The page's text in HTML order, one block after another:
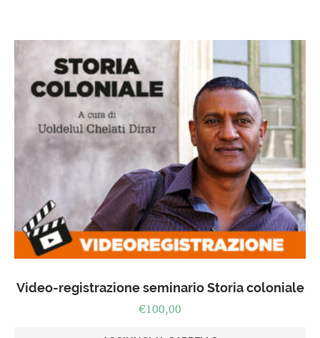
Video-registrazione seminario Storia coloniale
€100,00